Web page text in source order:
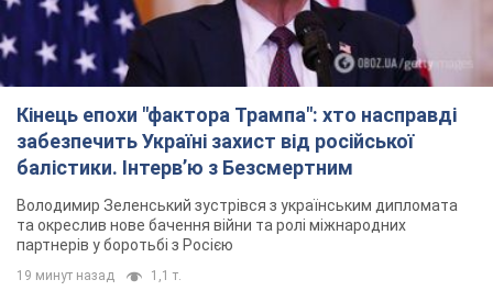
Кінець епохи "фактора Трампа": хто насправді
забезпечить Україні захист від російської
балістики. Інтерв’ю з Безсмертним
Володимир Зеленський зустрівся з українським дипломата
та окреслив нове бачення війни та ролі міжнародних
партнерів у боротьбі з Росією
19 минут назад 1,1 т.